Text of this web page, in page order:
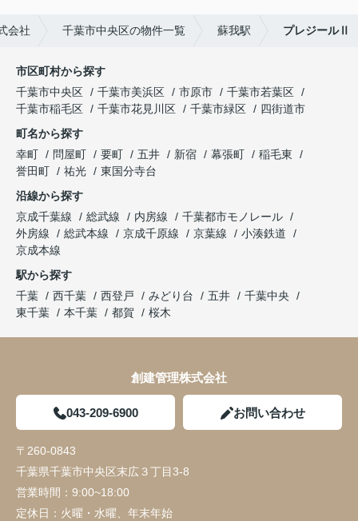
会社 千葉市中央区の物件一覧 蘇我駅 プレジールⅡ
市区町村から探す
千葉市中央区
千葉市美浜区 市原市
千葉市若葉区
千葉市稲毛区
千葉市花見川区 千葉市緑区
四街道市
町名から探す
幸町
問屋町 要町 五井 新宿 幕張町
稲毛東
誉田町
祐光
東国分寺台
沿線から探す
京成千葉線
総武線 内房線
千葉都市モノレール
外房線
総武本線 京成千原線 京葉線
小湊鉄道
京成本線
駅から探す
千葉
西千葉 西登戸 みどり台 五井
千葉中央
東千葉
本千葉 都賀 桜木
創建管理株式会社
043-209-6900 お問い合わせ
〒260-0843
千葉県千葉市中央区末広３丁目3-8
営業時間： 9:00~18:00
定休日： 火曜・水曜、年末年始